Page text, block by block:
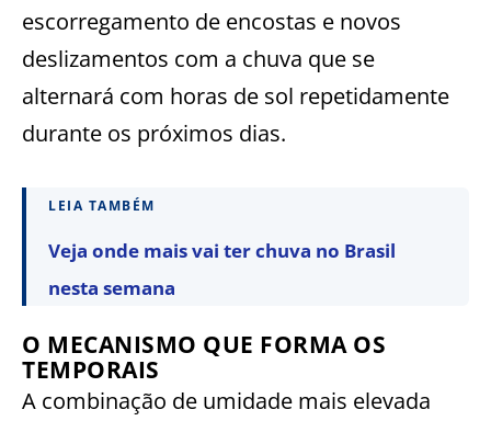
escorregamento de encostas e novos
deslizamentos com a chuva que se
alternará com horas de sol repetidamente
durante os próximos dias.
LEIA TAMBÉM
Veja onde mais vai ter chuva no Brasil
nesta semana
O MECANISMO QUE FORMA OS
TEMPORAIS
A combinação de umidade mais elevada